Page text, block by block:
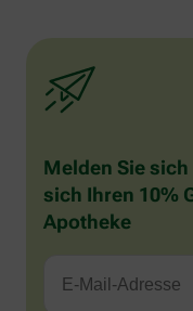
Melden Sie
sich Ihren 10%
Apotheke